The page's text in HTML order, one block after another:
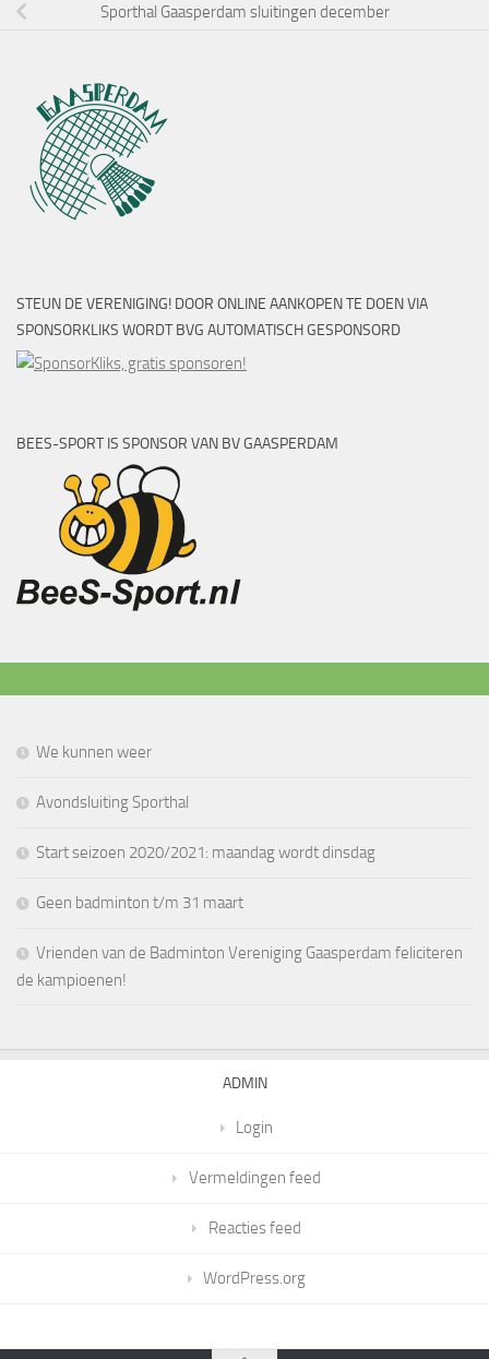
Sporthal Gaasperdam sluitingen december
STEUN DE VERENIGING! DOOR ONLINE AANKOPEN TE DOEN VIA
SPONSORKLIKS WORDT BVG AUTOMATISCH GESPONSORD
BEES-SPORT IS SPONSOR VAN BV GAASPERDAM
We kunnen weer
Avondsluiting Sporthal
Start seizoen 2020/2021: maandag wordt dinsdag
Geen badminton t/m 31 maart
Vrienden van de Badminton Vereniging Gaasperdam feliciteren
de kampioenen!
ADMIN
Login
Vermeldingen feed
Reacties feed
WordPress.org